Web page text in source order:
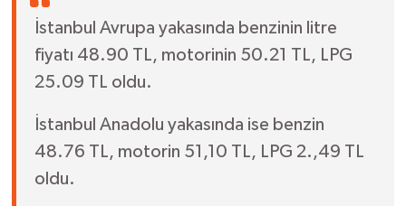
İstanbul Avrupa yakasında benzinin litre
fiyatı 48.90 TL, motorinin 50.21 TL, LPG
25.09 TL oldu.
İstanbul Anadolu yakasında ise benzin
48.76 TL, motorin 51,10 TL, LPG 2.,49 TL
oldu.